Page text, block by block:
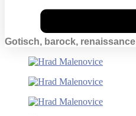
Gotisch, barock, renaissance